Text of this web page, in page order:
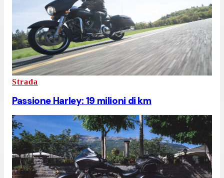
Strada
Passione Harley: 19 milioni di km